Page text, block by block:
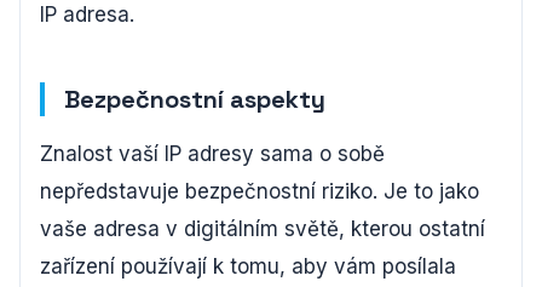
IP adresa.
Bezpečnostní aspekty
Znalost vaší IP adresy sama o sobě
nepředstavuje bezpečnostní riziko. Je to jako
vaše adresa v digitálním světě, kterou ostatní
zařízení používají k tomu, aby vám posílala